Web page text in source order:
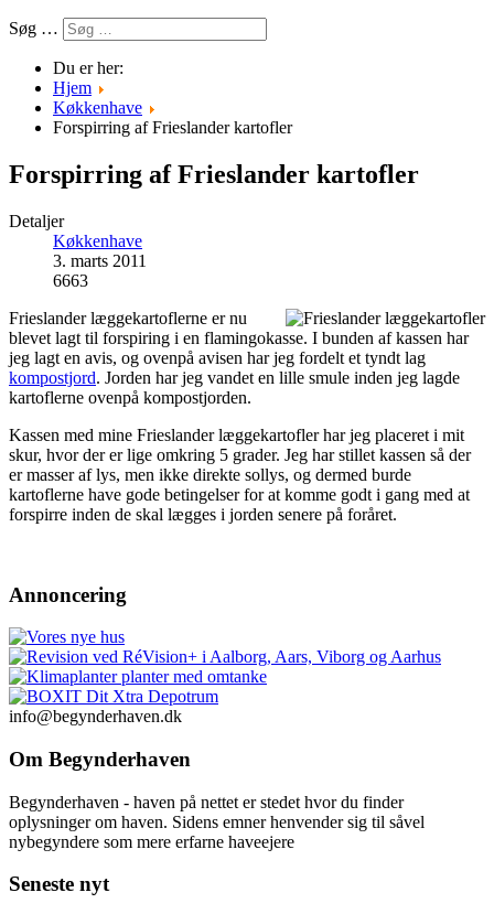
Søg …
Du er her:
Hjem
Køkkenhave
Forspirring af Frieslander kartofler
Forspirring af Frieslander kartofler
Detaljer
Køkkenhave
3. marts 2011
6663
Frieslander læggekartoflerne er nu
blevet lagt til forspiring i en flamingokasse. I bunden af kassen har
jeg lagt en avis, og ovenpå avisen har jeg fordelt et tyndt lag
kompostjord. Jorden har jeg vandet en lille smule inden jeg lagde
kartoflerne ovenpå kompostjorden.
Kassen med mine Frieslander læggekartofler har jeg placeret i mit
skur, hvor der er lige omkring 5 grader. Jeg har stillet kassen så der
er masser af lys, men ikke direkte sollys, og dermed burde
kartoflerne have gode betingelser for at komme godt i gang med at
forspirre inden de skal lægges i jorden senere på foråret.
Annoncering
info@begynderhaven.dk
Om Begynderhaven
Begynderhaven - haven på nettet er stedet hvor du finder
oplysninger om haven. Sidens emner henvender sig til såvel
nybegyndere som mere erfarne haveejere
Seneste nyt